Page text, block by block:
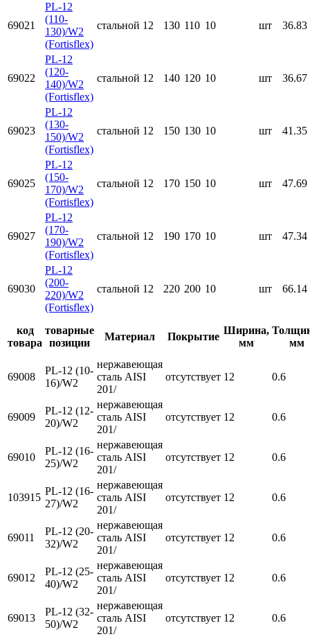
69021
PL-12
(110-
130)/W2
(Fortisflex)
стальной 12 130 110 10 шт 36.83
69022
PL-12
(120-
140)/W2
(Fortisflex)
стальной 12 140 120 10 шт 36.67
69023
PL-12
(130-
150)/W2
(Fortisflex)
стальной 12 150 130 10 шт 41.35
69025
PL-12
(150-
170)/W2
(Fortisflex)
стальной 12 170 150 10 шт 47.69
69027
PL-12
(170-
190)/W2
(Fortisflex)
стальной 12 190 170 10 шт 47.34
69030
PL-12
(200-
220)/W2
(Fortisflex)
стальной 12 220 200 10 шт 66.14
код
товара
товарные
позиции
Материал Покрытие
Ширина,
мм
мм
69008
PL-12 (10-
16)/W2
нержавеющая
сталь AISI
201/
отсутствует 12 0.6
69009
PL-12 (12-
20)/W2
нержавеющая
сталь AISI
201/
отсутствует 12 0.6
69010
PL-12 (16-
25)/W2
нержавеющая
сталь AISI
201/
отсутствует 12 0.6
103915
PL-12 (16-
27)/W2
нержавеющая
сталь AISI
201/
отсутствует 12 0.6
69011
PL-12 (20-
32)/W2
нержавеющая
сталь AISI
201/
отсутствует 12 0.6
69012
PL-12 (25-
40)/W2
нержавеющая
сталь AISI
201/
отсутствует 12 0.6
69013
PL-12 (32-
50)/W2
нержавеющая
сталь AISI
201/
отсутствует 12 0.6